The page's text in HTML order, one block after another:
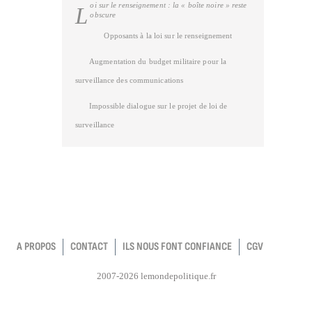
L oi sur le renseignement : la « boîte noire » reste
obscure
Opposants à la loi sur le renseignement
Augmentation du budget militaire pour la
surveillance des communications
Impossible dialogue sur le projet de loi de
surveillance
A PROPOS CONTACT ILS NOUS FONT CONFIANCE CGV
2007-2026 lemondepolitique.fr